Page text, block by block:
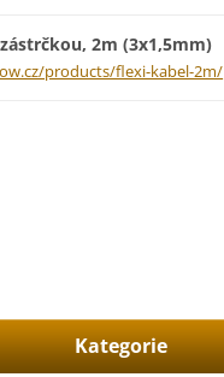
2m (3x1,5mm)
products/flexi-kabel-2m/
Kategorie